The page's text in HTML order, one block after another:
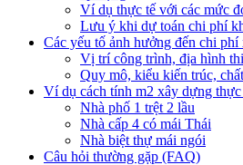
Ví dụ thực tế với các mức
Lưu ý khi dự toán chi phí
Các yếu tố ảnh hưởng đến chi
Vị trí công trình, địa hình
Quy mô, kiểu kiến trúc,
Ví dụ cách tính m2 xây dựng
Nhà phố 1 trệt 2 lầu
Nhà cấp 4 có mái Thái
Nhà biệt thự mái ngói
Câu hỏi thường gặp (FAQ)